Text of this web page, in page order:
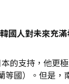
國人對未來充
的支持，他更
國）。但是